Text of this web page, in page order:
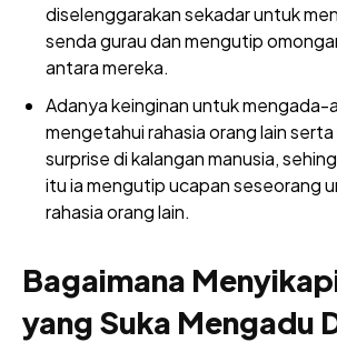
diselenggarakan sekadar untuk
senda gurau dan mengutip
antara mereka.
Adanya keinginan untuk mengada-
mengetahui rahasia orang lain
surprise di kalangan manusia,
itu ia mengutip ucapan seseorang
rahasia orang lain.
Bagaimana
yang Suka Mengadu